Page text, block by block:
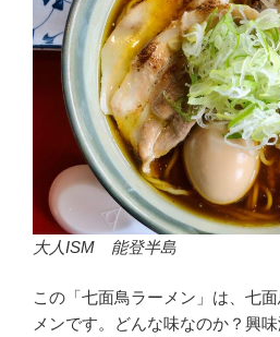
大人ISM 能登半島
この「七面鳥ラーメン」は、七
メンです。どんな味なのか？興味